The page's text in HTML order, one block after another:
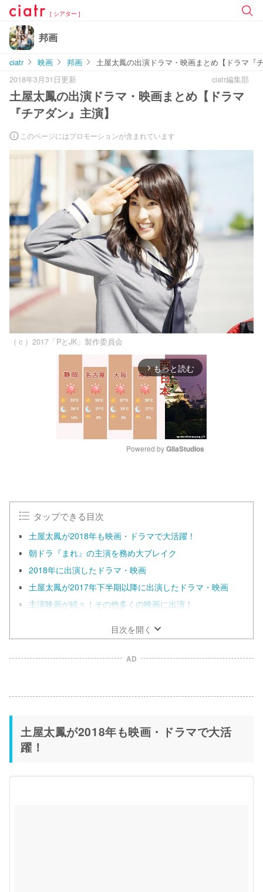
[ シアター ]
邦画
ciatr 映画 邦画
土屋太鳳の出演ドラマ・映画まとめ【ドラマ『
2018年3月31日更新
ciatr編集部
土屋太鳳の出演ドラマ・映画まとめ【ドラマ
『チアダン』主演】
このページにはプロモーションが含まれています
（ｃ）2017「PとJK」製作委員会
arrow_forward_ios もっと読む
Powered by GliaStudios
タップできる目次
土屋太鳳が2018年も映画・ドラマで大活躍！
朝ドラ『まれ』の主演を務め大ブレイク
2018年に出演したドラマ・映画
土屋太鳳が2017年下半期以降に出演したドラマ・映画
主演映画が続々！その他多くの映画に出演！
目次を開く
AD
土屋太鳳が2018年も映画・ドラマで大活
躍！